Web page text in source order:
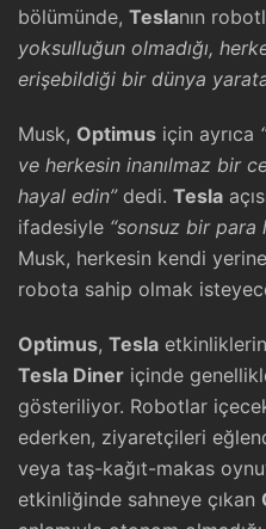
bölümünde, Teslanın
yoksulluğun olmadığı,
erişebildiği bir dünya
Musk, Optimus için ayrıca
ve herkesin inanılmaz bir
hayal edin”dedi. Tesla
ifadesiyle “sonsuz bir para
Musk, herkesin kendi
robota sahip olmak
Optimus, Tesla
Tesla Diner içinde
gösteriliyor. Robotlar
ederken, ziyaretçileri
veya taş-kağıt-makas
etkinliğinde sahneye çıkan